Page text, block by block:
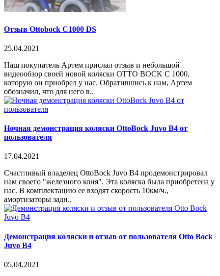
Отзыв Ottobock C1000 DS
25.04.2021
Наш покупатель Артем прислал отзыв и небольшой
видеообзор своей новой коляски OTTO BOCK C 1000,
которую он приобрел у нас. Обратившись к нам, Артем
обозначил, что для него в..
Ночная демонстрация коляски OttoBock Juvo B4 от
пользователя
17.04.2021
Счастливый владелец OttoBock Juvo B4 продемонстрировал
нам своего "железного коня". Эта коляска была приобретена у
нас. В комплектацию ее входят скорость 10км/ч.,
амортизаторы задн..
Демонстрация коляски и отзыв от пользователя Otto Bock
Juvo B4
05.04.2021